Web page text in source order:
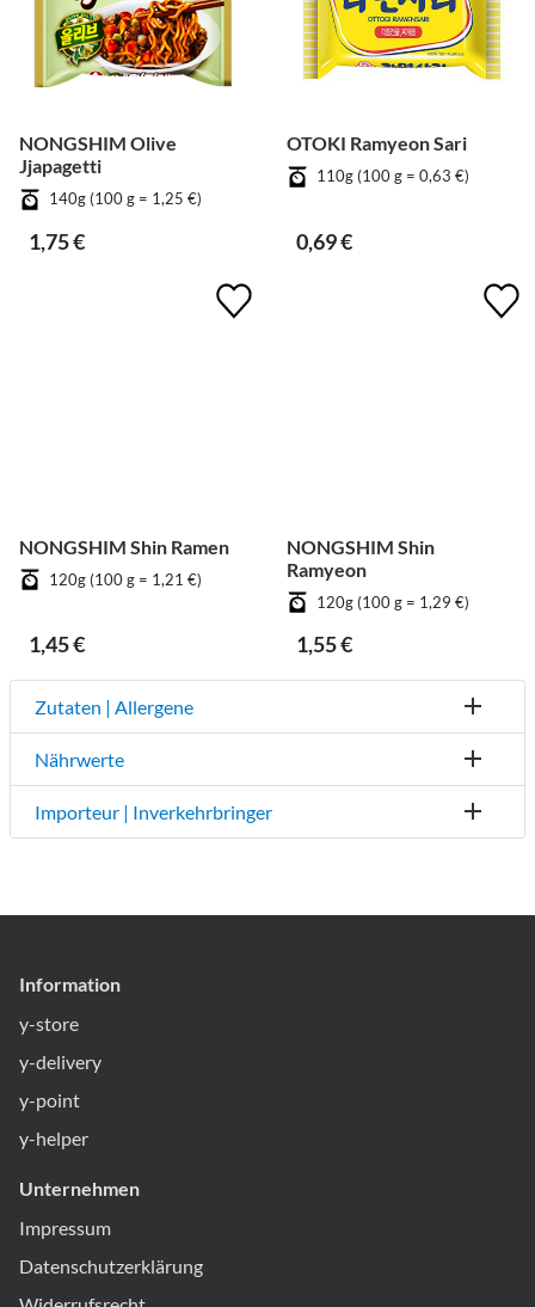
NONGSHIM Olive
Jjapagetti
140g (100 g = 1,25 €)
1,75 €
OTOKI Ramyeon Sari
110g (100 g = 0,63 €)
0,69 €
NONGSHIM Shin Ramen
120g (100 g = 1,21 €)
1,45 €
NONGSHIM Shin
Ramyeon
120g (100 g = 1,29 €)
1,55 €
Zutaten | Allergene
Nährwerte
Importeur | Inverkehrbringer
Information
y-store
y-delivery
y-point
y-helper
Unternehmen
Impressum
Datenschutzerklärung